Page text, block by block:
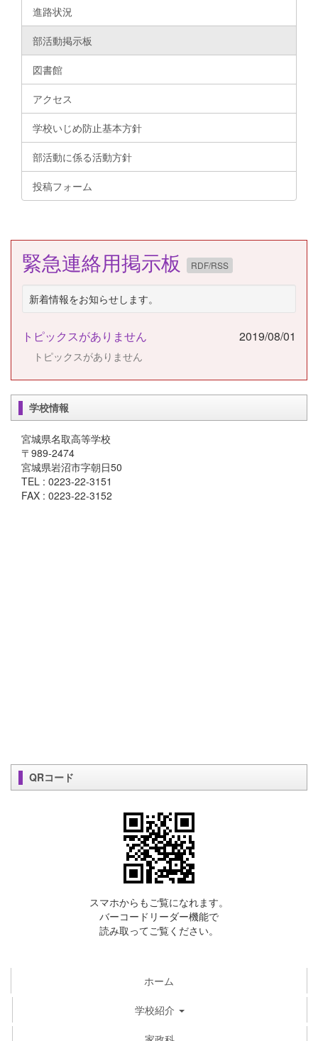
進路状況
部活動掲示板
図書館
アクセス
学校いじめ防止基本方針
部活動に係る活動方針
投稿フォーム
緊急連絡用掲示板 RDF/RSS
新着情報をお知らせします。
トピックスがありません 2019/08/01
トピックスがありません
学校情報
宮城県名取高等学校
〒989-2474
宮城県岩沼市字朝日50
TEL : 0223-22-3151
FAX : 0223-22-3152
QRコード
スマホからもご覧になれます。
バーコードリーダー機能で
読み取ってご覧ください。
ホーム
学校紹介